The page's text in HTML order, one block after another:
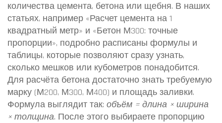
количества цемента, бетона или щебня. В наших
статьях, например «Расчет цемента на 1
квадратный метр» и «Бетон М300: точные
пропорции», подробно расписаны формулы и
таблицы, которые позволяют сразу узнать,
сколько мешков или кубометров понадобится.
Для расчёта бетона достаточно знать требуемую
марку (М200, М300, М400) и площадь заливки.
Формула выглядит так: объём = длина × ширина
× толщина. После этого выбираете пропорцию